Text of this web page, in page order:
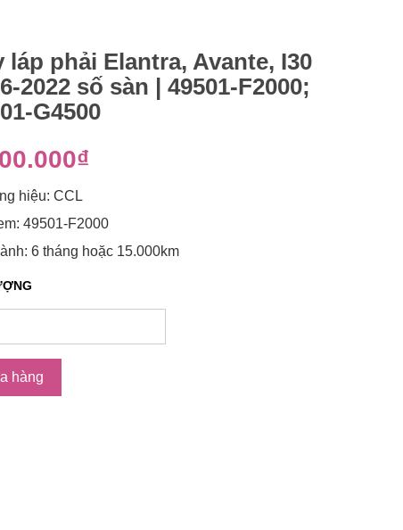
láp phải Elantra, Avante, I30
2022 số sàn | 49501-F2000;
G4500
hiệu: CCL
49501-F2000
6 tháng hoặc 15.000km
hàng